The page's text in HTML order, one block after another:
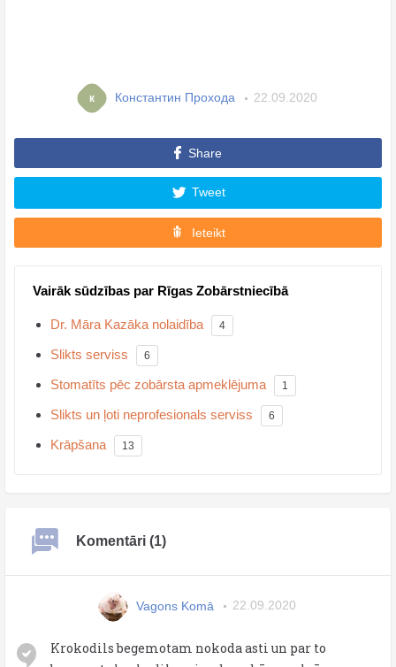
к Константин Прохода 22.09.2020
Share
Tweet
Ieteikt
Vairāk sūdzības par Rīgas Zobārstniecībā
Dr. Māra Kazāka nolaidība 4
Slikts serviss 6
Stomatīts pēc zobārsta apmeklējuma 1
Slikts un ļoti neprofesionals serviss 6
Krāpšana 13
Komentāri (1)
Vagons Komā 22.09.2020
Krokodils begemotam nokoda asti un par to